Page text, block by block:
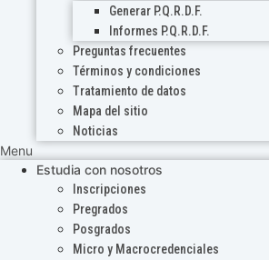
Generar P.Q.R.D.F.
Informes P.Q.R.D.F.
Preguntas frecuentes
Términos y condiciones
Tratamiento de datos
Mapa del sitio
Noticias
Menu
Estudia con nosotros
Inscripciones
Pregrados
Posgrados
Micro y Macrocredenciales